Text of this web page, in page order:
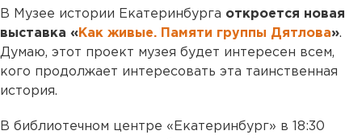
В Музее истории Екатеринбурга откроется новая
выставка « Как живые. Памяти группы Дятлова».
Думаю, этот проект музея будет интересен всем,
кого продолжает интересовать эта таинственная
история.
В библиотечном центре «Екатеринбург» в 18:30